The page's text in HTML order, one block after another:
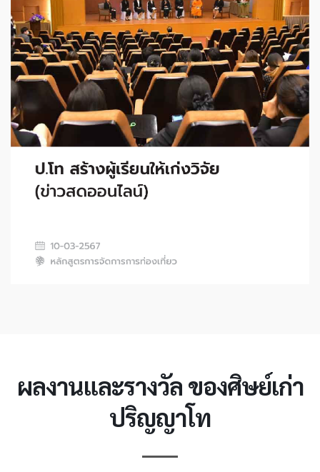
ผลงานและรางวัล ของศิษย์เก่า
ปริญญาโท